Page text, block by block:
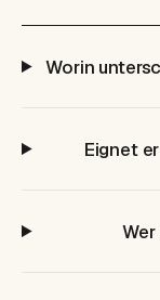
Worin
Eignet